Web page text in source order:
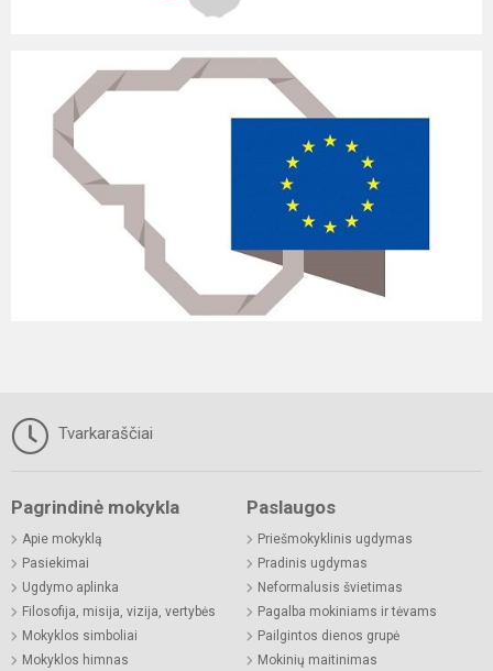
Tvarkaraščiai
Pagrindinė mokykla
Apie mokyklą
Pasiekimai
Ugdymo aplinka
Filosofija, misija, vizija, vertybės
Mokyklos simboliai
Mokyklos himnas
Paslaugos
Priešmokyklinis ugdymas
Pradinis ugdymas
Neformalusis švietimas
Pagalba mokiniams ir tėvams
Pailgintos dienos grupė
Mokinių maitinimas